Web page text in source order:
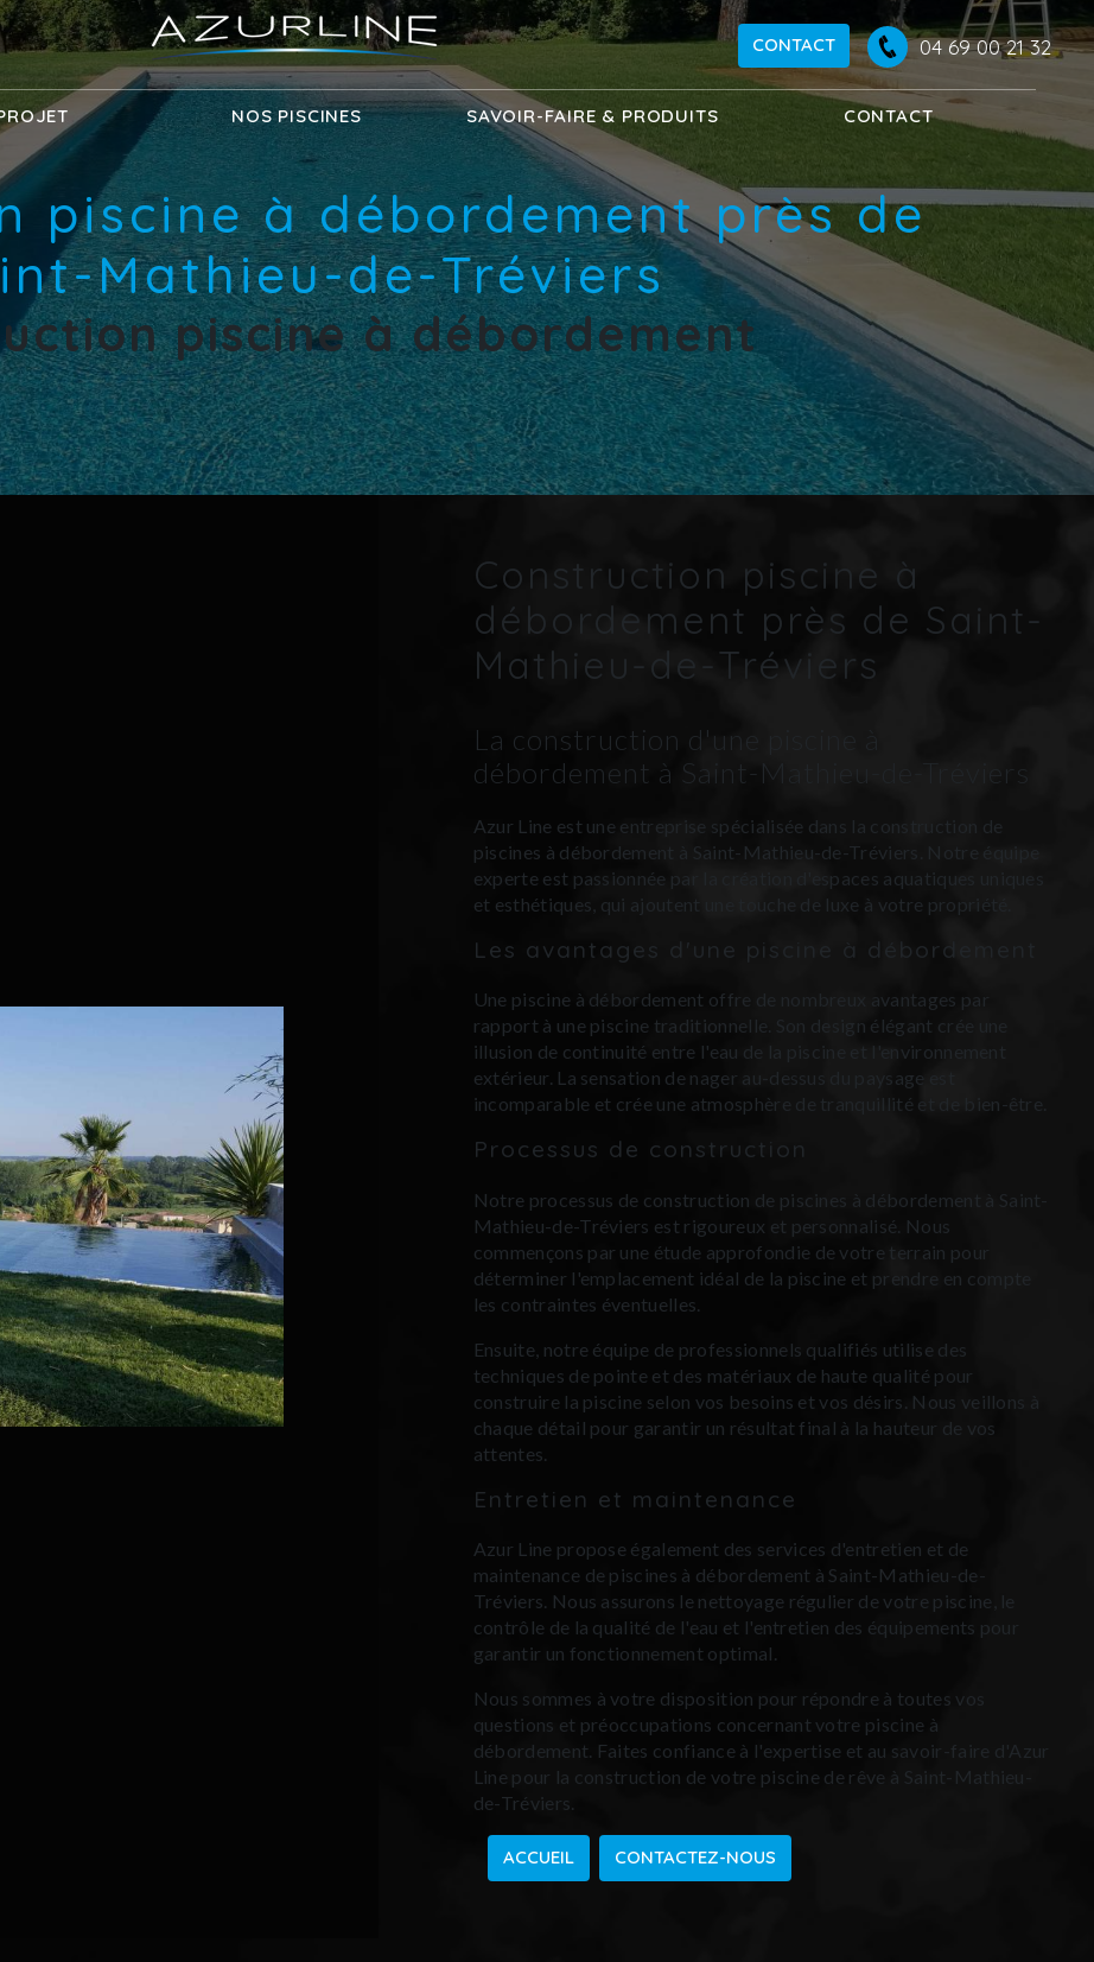
CONTACT 04 69 00 21 32
NOS PISCINES SAVOIR-FAIRE & PRODUITS CONTACT
piscine à débordement près de
Mathieu-de-Tréviers
piscine à débordement
Construction piscine à
débordement près de Saint-
Mathieu-de-Tréviers
La construction d'une piscine à
débordement à Saint-Mathieu-de-Tréviers
Azur Line est une entreprise spécialisée dans la construction de
piscines à débordement à Saint-Mathieu-de-Tréviers. Notre équipe
experte est passionnée par la création d'espaces aquatiques uniques
et esthétiques, qui ajoutent une touche de luxe à votre propriété.
Les avantages d'une piscine à débordement
Une piscine à débordement offre de nombreux avantages par
rapport à une piscine traditionnelle. Son design élégant crée une
illusion de continuité entre l'eau de la piscine et l'environnement
extérieur. La sensation de nager au-dessus du paysage est
incomparable et crée une atmosphère de tranquillité et de bien-être.
Processus de construction
Notre processus de construction de piscines à débordement à Saint-
Mathieu-de-Tréviers est rigoureux et personnalisé. Nous
commençons par une étude approfondie de votre terrain pour
déterminer l'emplacement idéal de la piscine et prendre en compte
les contraintes éventuelles.
Ensuite, notre équipe de professionnels qualifiés utilise des
techniques de pointe et des matériaux de haute qualité pour
construire la piscine selon vos besoins et vos désirs. Nous veillons à
chaque détail pour garantir un résultat final à la hauteur de vos
attentes.
Entretien et maintenance
Azur Line propose également des services d'entretien et de
maintenance de piscines à débordement à Saint-Mathieu-de-
Tréviers. Nous assurons le nettoyage régulier de votre piscine, le
contrôle de la qualité de l'eau et l'entretien des équipements pour
garantir un fonctionnement optimal.
Nous sommes à votre disposition pour répondre à toutes vos
questions et préoccupations concernant votre piscine à
débordement. Faites confiance à l'expertise et au savoir-faire d'Azur
Line pour la construction de votre piscine de rêve à Saint-Mathieu-
de-Tréviers.
ACCUEIL CONTACTEZ-NOUS